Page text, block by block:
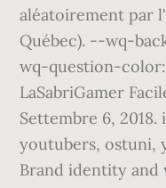
aléatoirement par
Québec). --wq-
wq-question-
LaSabriGamer
Settembre 6, 2018.
youtubers, ostuni,
Brand identity and